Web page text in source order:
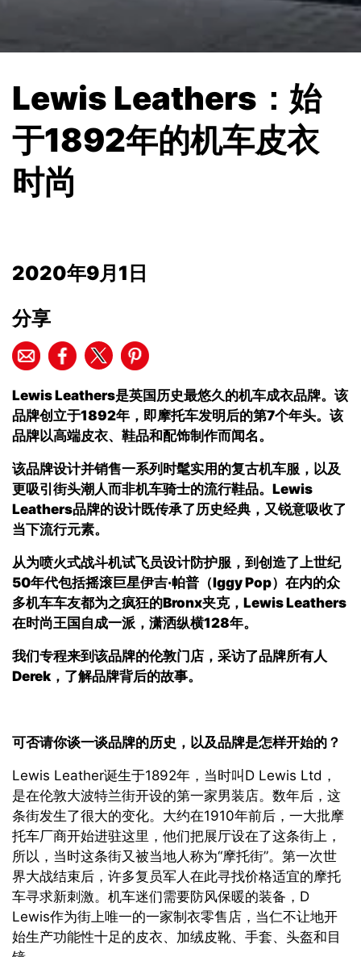
Lewis Leathers：始
于1892年的机车皮衣
时尚
2020年9月1日
分享
Lewis Leathers是英国历史最悠久的机车成衣品牌。该
品牌创立于1892年，即摩托车发明后的第7个年头。该
品牌以高端皮衣、鞋品和配饰制作而闻名。
该品牌设计并销售一系列时髦实用的复古机车服，以及
更吸引街头潮人而非机车骑士的流行鞋品。 Lewis
Leathers品牌的设计既传承了历史经典，又锐意吸收了
当下流行元素。
从为喷火式战斗机试飞员设计防护服，到创造了上世纪
50年代包括摇滚巨星伊吉·帕普（Iggy Pop）在内的众
多机车车友都为之疯狂的Bronx夹克， Lewis Leathers
在时尚王国自成一派，潇洒纵横128年。
我们专程来到该品牌的伦敦门店，采访了品牌所有人
Derek，了解品牌背后的故事。
可否请你谈一谈品牌的历史，以及品牌是怎样开始的？
Lewis Leather诞生于1892年，当时叫D Lewis Ltd，
是在伦敦大波特兰街开设的第一家男装店。数年后，这
条街发生了很大的变化。大约在1910年前后，一大批摩
托车厂商开始进驻这里，他们把展厅设在了这条街上，
所以，当时这条街又被当地人称为“摩托街”。第一次世
界大战结束后，许多复员军人在此寻找价格适宜的摩托
车寻求新刺激。机车迷们需要防风保暖的装备，D
Lewis作为街上唯一的一家制衣零售店，当仁不让地开
始生产功能性十足的皮衣、加绒皮靴、手套、头盔和目